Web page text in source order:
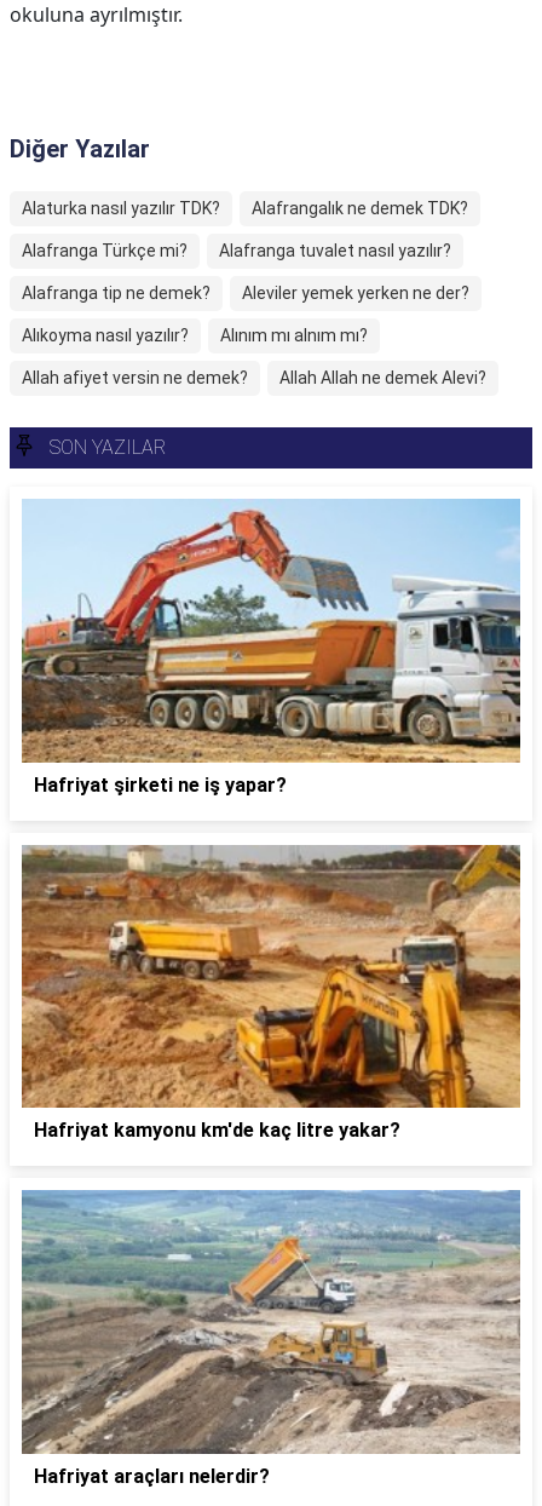
okuluna ayrılmıştır.
Diğer Yazılar
Alaturka nasıl yazılır TDK? Alafrangalık ne demek TDK?
Alafranga Türkçe mi? Alafranga tuvalet nasıl yazılır?
Alafranga tip ne demek? Aleviler yemek yerken ne der?
Alıkoyma nasıl yazılır? Alınım mı alnım mı?
Allah afiyet versin ne demek? Allah Allah ne demek Alevi?
SON YAZILAR
Hafriyat şirketi ne iş yapar?
Hafriyat kamyonu km'de kaç litre yakar?
Hafriyat araçları nelerdir?